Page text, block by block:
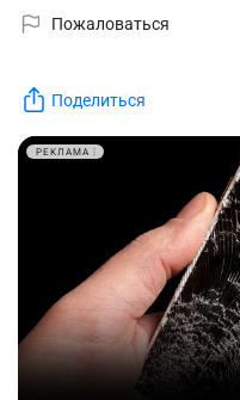
Пожаловаться
Поделиться
РЕКЛАМА